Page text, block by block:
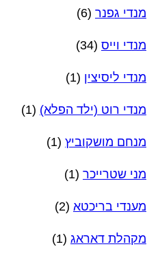
מנדי גפנר (6)
מנדי וייס (34)
מנדי ליסיצין (1)
מנדי רוט (ילד הפלא) (1)
מנחם מושקוביץ (1)
מני שטרייכר (1)
מענדי בריכטא (2)
מקהלת דאראג (1)